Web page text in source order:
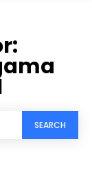
SEARCH